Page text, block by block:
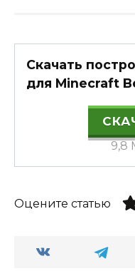
Скачать
для Minecraft
9,8
Оцените статью